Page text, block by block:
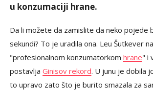
u konzumaciji hrane.
Da li možete da zamislite da neko pojede
sekundi? To je uradila ona. Leu Šutkever
"profesionalnom konzumatorkom hrane" i
postavlja Ginisov rekord. U junu je dobila
to upravo zato što je burito smazala za